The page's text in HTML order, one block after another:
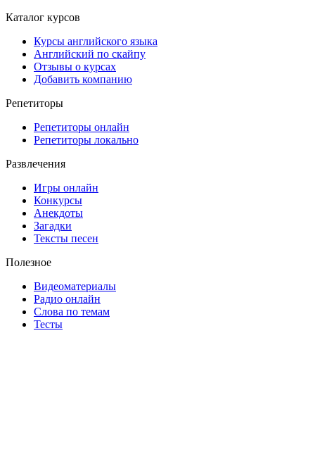
Каталог курсов
Курсы английского языка
Английский по скайпу
Отзывы о курсах
Добавить компанию
Репетиторы
Репетиторы онлайн
Репетиторы локально
Развлечения
Игры онлайн
Конкурсы
Анекдоты
Загадки
Тексты песен
Полезное
Видеоматериалы
Радио онлайн
Слова по темам
Тесты